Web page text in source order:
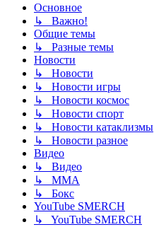
Основное
↳ Важно!
Общие темы
↳ Разные темы
Новости
↳ Новости
↳ Новости игры
↳ Новости космос
↳ Новости спорт
↳ Новости катаклизмы
↳ Новости разное
Видео
↳ Видео
↳ ММА
↳ Бокс
YouTube SMERCH
↳ YouTube SMERCH